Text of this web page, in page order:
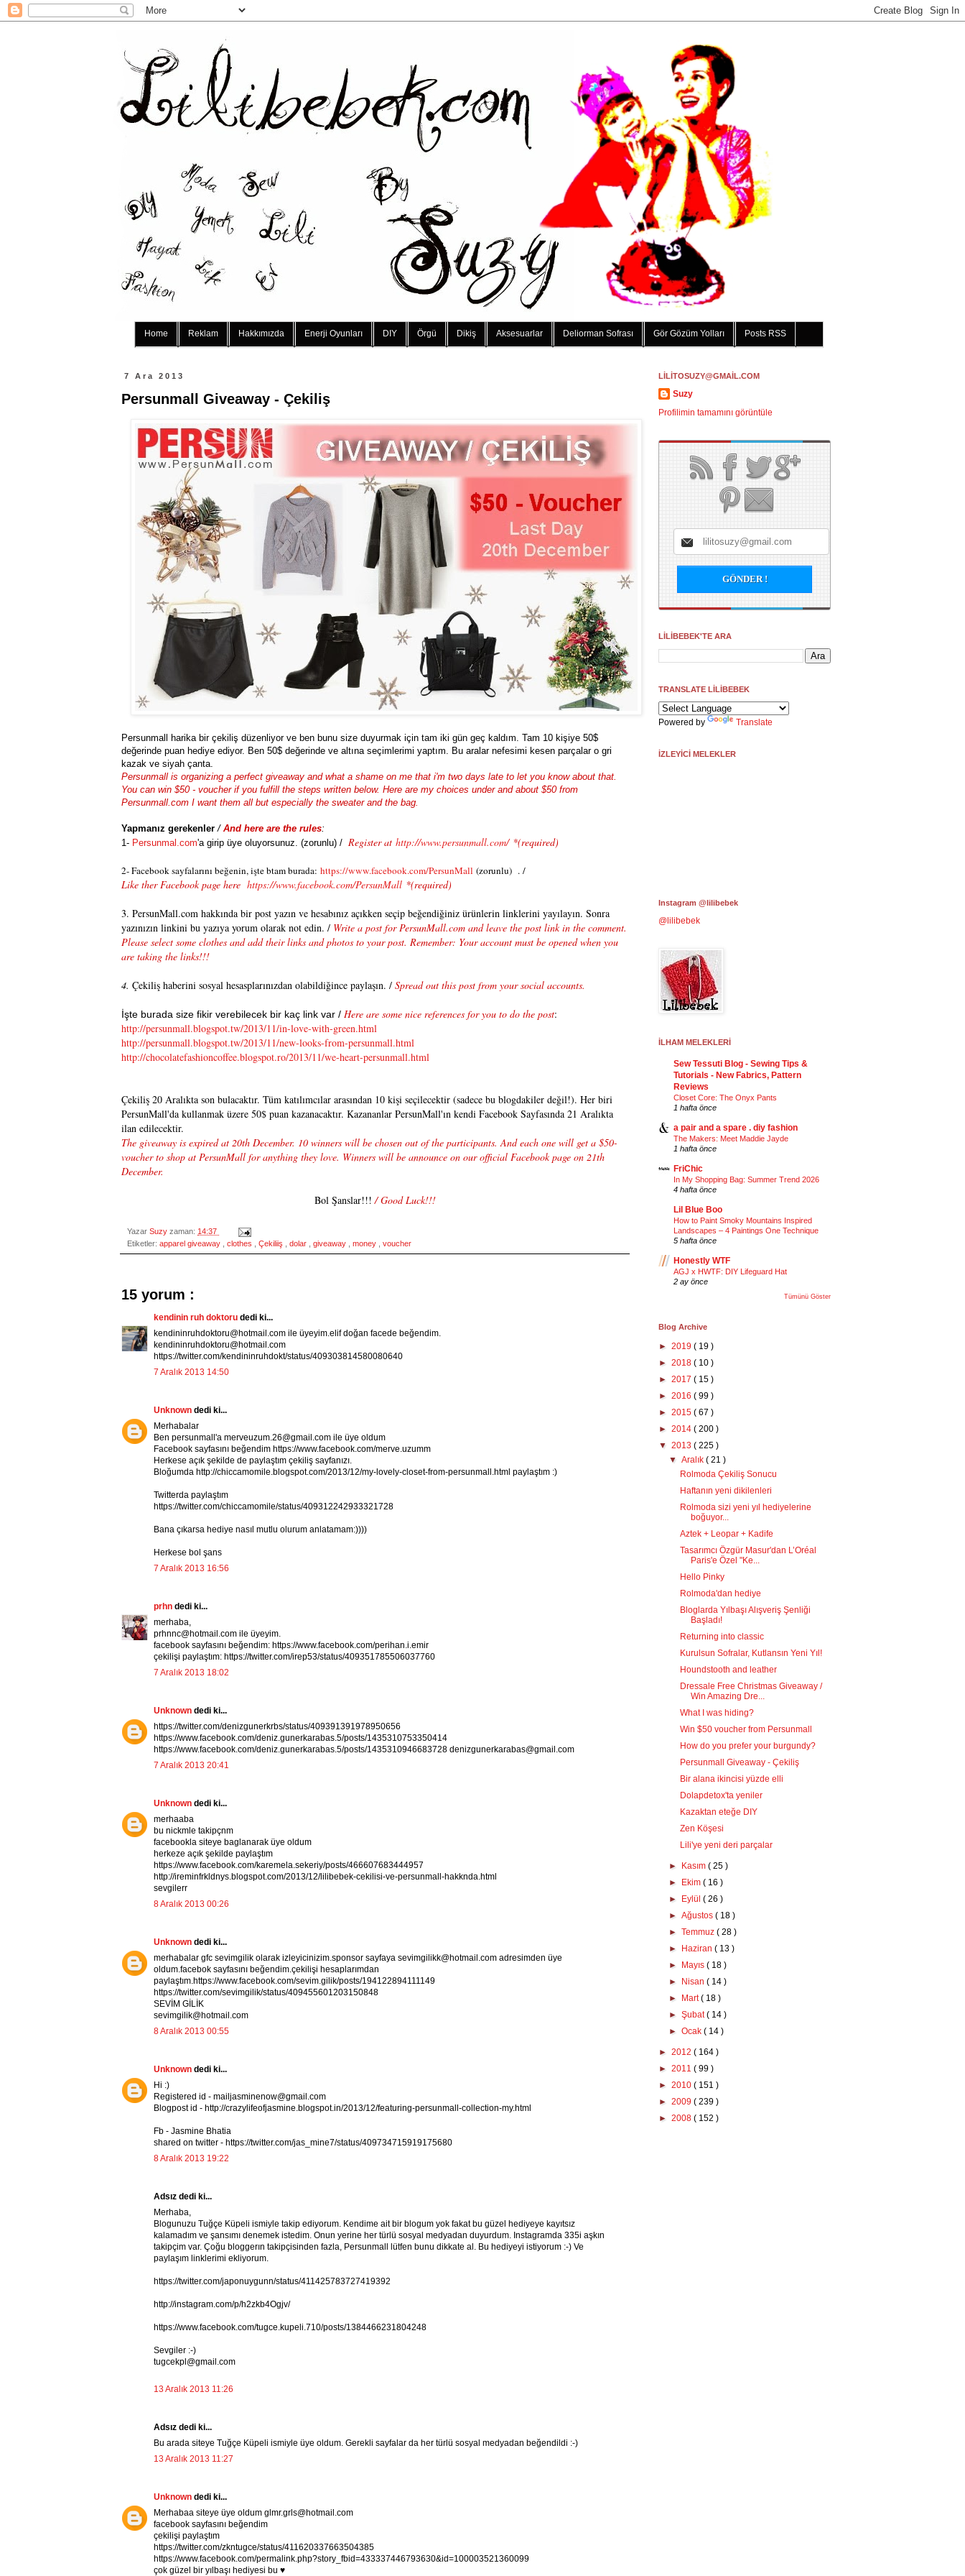
Home Reklam Hakkımızda Enerji Oyunları DIY Örgü Dikiş Aksesuarlar Deliorman Sofrası Gör Gözüm Yolları Posts RSS
7 Ara 2013
Persunmall Giveaway - Çekiliş
Persunmall harika bir çekiliş düzenliyor ve ben bunu size duyurmak için tam iki gün geç kaldım. Tam 10 kişiye 50$
değerinde puan hediye ediyor. Ben 50$ değerinde ve altına seçimlerimi yaptım. Bu aralar nefesimi kesen parçalar o gri
kazak ve siyah çanta.
Persunmall is organizing a perfect giveaway and what a shame on me that i'm two days late to let you know about that.
You can win $50 - voucher if you fulfill the steps written below. Here are my choices under and about $50 from
Persunmall.com I want them all but especially the sweater and the bag.
Yapmanız gerekenler / And here are the rules:
1- Persunmal.com'a girip üye oluyorsunuz. (zorunlu) / Register at http://www.persunmall.com/ *(required)
2- Facebook sayfalarını beğenin, işte btam burada: https://www.facebook.com/PersunMall (zorunlu) . /
Like ther Facebook page here https://www.facebook.com/PersunMall *(required)
3. PersunMall.com hakkında bir post yazın ve hesabınız açıkken seçip beğendiğiniz ürünlerin linklerini yayılayın. Sonra
yazınızın linkini bu yazıya yorum olarak not edin. / Write a post for PersunMall.com and leave the post link in the comment.
Please select some clothes and add their links and photos to your post. Remember: Your account must be opened when you
are taking the links!!!
4. Çekiliş haberini sosyal hesasplarınızdan olabildiğince paylaşın. / Spread out this post from your social accounts.
İşte burada size fikir verebilecek bir kaç link var / Here are some nice references for you to do the post:
http://persunmall.blogspot.tw/2013/11/in-love-with-green.html
http://persunmall.blogspot.tw/2013/11/new-looks-from-persunmall.html
http://chocolatefashioncoffee.blogspot.ro/2013/11/we-heart-persunmall.html
Çekiliş 20 Aralıkta son bulacaktır. Tüm katılımcılar arasından 10 kişi seçilecektir (sadece bu blogdakiler değil!). Her biri
PersunMall'da kullanmak üzere 50$ puan kazanacaktır. Kazananlar PersunMall'ın kendi Facebook Sayfasında 21 Aralıkta
ilan edilecektir.
The giveaway is expired at 20th December. 10 winners will be chosen out of the participants. And each one will get a $50-
voucher to shop at PersunMall for anything they love. Winners will be announce on our official Facebook page on 21th
December.
Bol Şanslar!!!/ Good Luck!!!
Yazar Suzy zaman: 14:37
Etiketler: apparel giveaway clothes Çekiliiş dolar giveaway money voucher
15 yorum :
kendinin ruh doktoru dedi ki...
kendininruhdoktoru@hotmail.com ile üyeyim.elif doğan facede beğendim.
kendininruhdoktoru@hotmail.com
https://twitter.com/kendininruhdokt/status/409303814580080640
7 Aralık 2013 14:50
Unknown dedi ki...
Merhabalar
Ben persunmall'a merveuzum.26@gmail.com ile üye oldum
Facebook sayfasını beğendim https://www.facebook.com/merve.uzumm
Herkese açık şekilde de paylaştım çekiliş sayfanızı.
Bloğumda http://chiccamomile.blogspot.com/2013/12/my-lovely-closet-from-persunmall.html paylaştım :)
Twitterda paylaştım
https://twitter.com/chiccamomile/status/409312242933321728
Bana çıkarsa hediye nasıl mutlu olurum anlatamam:))))
Herkese bol şans
7 Aralık 2013 16:56
prhn dedi ki...
merhaba,
prhnnc@hotmail.com ile üyeyim.
facebook sayfasını beğendim: https://www.facebook.com/perihan.i.emir
çekilişi paylaştım: https://twitter.com/irep53/status/409351785506037760
7 Aralık 2013 18:02
Unknown dedi ki...
https://twitter.com/denizgunerkrbs/status/409391391978950656
https://www.facebook.com/deniz.gunerkarabas.5/posts/1435310753350414
https://www.facebook.com/deniz.gunerkarabas.5/posts/1435310946683728 denizgunerkarabas@gmail.com
7 Aralık 2013 20:41
Unknown dedi ki...
merhaaba
bu nickmle takipçnm
facebookla siteye baglanarak üye oldum
herkeze açık şekilde paylaştım
https://www.facebook.com/karemela.sekeriy/posts/466607683444957
http://ireminfrkldnys.blogspot.com/2013/12/lilibebek-cekilisi-ve-persunmall-hakknda.html
sevgilerr
8 Aralık 2013 00:26
Unknown dedi ki...
merhabalar gfc sevimgilik olarak izleyicinizim.sponsor sayfaya sevimgilikk@hotmail.com adresimden üye
oldum.facebok sayfasını beğendim.çekilişi hesaplarımdan
paylaştım.https://www.facebook.com/sevim.gilik/posts/194122894111149
https://twitter.com/sevimgilik/status/409455601203150848
SEVİM GİLİK
sevimgilik@hotmail.com
8 Aralık 2013 00:55
Unknown dedi ki...
Hi :)
Registered id - mailjasminenow@gmail.com
Blogpost id - http://crazylifeofjasmine.blogspot.in/2013/12/featuring-persunmall-collection-my.html
Fb - Jasmine Bhatia
shared on twitter - https://twitter.com/jas_mine7/status/409734715919175680
8 Aralık 2013 19:22
Adsız dedi ki...
Merhaba,
Blogunuzu Tuğçe Küpeli ismiyle takip ediyorum. Kendime ait bir blogum yok fakat bu güzel hediyeye kayıtsız
kalamadım ve şansımı denemek istedim. Onun yerine her türlü sosyal medyadan duyurdum. Instagramda 335i aşkın
takipçim var. Çoğu bloggerın takipçisinden fazla, Persunmall lütfen bunu dikkate al. Bu hediyeyi istiyorum :-) Ve
paylaşım linklerimi ekliyorum.
https://twitter.com/japonuygunn/status/411425783727419392
http://instagram.com/p/h2zkb4Ogjv/
https://www.facebook.com/tugce.kupeli.710/posts/1384466231804248
Sevgiler :-)
tugcekpl@gmail.com
13 Aralık 2013 11:26
Adsız dedi ki...
Bu arada siteye Tuğçe Küpeli ismiyle üye oldum. Gerekli sayfalar da her türlü sosyal medyadan beğendildi :-)
13 Aralık 2013 11:27
Unknown dedi ki...
Merhabaa siteye üye oldum glmr.grls@hotmail.com
facebook sayfasını beğendim
çekilişi paylaştım
https://twitter.com/zkntugce/status/411620337663504385
https://www.facebook.com/permalink.php?story_fbid=433337446793630&id=100003521360099
çok güzel bir yılbaşı hediyesi bu ♥
LİLİTOSUZY@GMAİL.COM
Suzy
Profilimin tamamını görüntüle
LİLİBEBEK'TE ARA
TRANSLATE LİLİBEBEK
Powered by Translate
İZLEYİCİ MELEKLER
Instagram @lilibebek
@lilibebek
İLHAM MELEKLERİ
Sew Tessuti Blog - Sewing Tips &
Tutorials - New Fabrics, Pattern
Reviews
Closet Core: The Onyx Pants
1 hafta önce
a pair and a spare . diy fashion
The Makers: Meet Maddie Jayde
1 hafta önce
FriChic
In My Shopping Bag: Summer Trend 2026
4 hafta önce
Lil Blue Boo
How to Paint Smoky Mountains Inspired
Landscapes – 4 Paintings One Technique
5 hafta önce
Honestly WTF
AGJ x HWTF: DIY Lifeguard Hat
2 ay önce
Tümünü Göster
Blog Archive
► 2019 ( 19 )
► 2018 ( 10 )
► 2017 ( 15 )
► 2016 ( 99 )
► 2015 ( 67 )
► 2014 ( 200 )
▼ 2013 ( 225 )
▼Aralık( 21 )
Rolmoda Çekiliş Sonucu
Haftanın yeni dikilenleri
Rolmoda sizi yeni yıl hediyelerine
boğuyor...
Aztek + Leopar + Kadife
Tasarımcı Özgür Masur'dan L’Oréal
Paris'e Özel "Ke...
Hello Pinky
Rolmoda'dan hediye
Bloglarda Yılbaşı Alışveriş Şenliği
Başladı!
Returning into classic
Kurulsun Sofralar, Kutlansın Yeni Yıl!
Houndstooth and leather
Dressale Free Christmas Giveaway /
Win Amazing Dre...
What I was hiding?
Win $50 voucher from Persunmall
How do you prefer your burgundy?
Persunmall Giveaway - Çekiliş
Bir alana ikincisi yüzde elli
Dolapdetox'ta yeniler
Kazaktan eteğe DIY
Zen Köşesi
Lili'ye yeni deri parçalar
► Kasım( 25 )
►
Ekim( 16 )
►
Eylül( 26 )
►Ağustos( 18 )
►Temmuz( 28 )
►
Haziran( 13 )
►
Mayıs( 18 )
►
Nisan( 14 )
►
Mart( 18 )
►Şubat( 14 )
►Ocak( 14 )
► 2012 ( 164 )
► 2011 ( 99 )
► 2010 ( 151 )
► 2009 ( 239 )
► 2008 ( 152 )